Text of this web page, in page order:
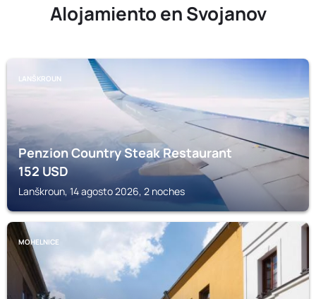
Alojamiento en Svojanov
LANŠKROUN
Penzion Country Steak Restaurant
152USD
Lanškroun, 14 agosto 2026, 2 noches
MOHELNICE